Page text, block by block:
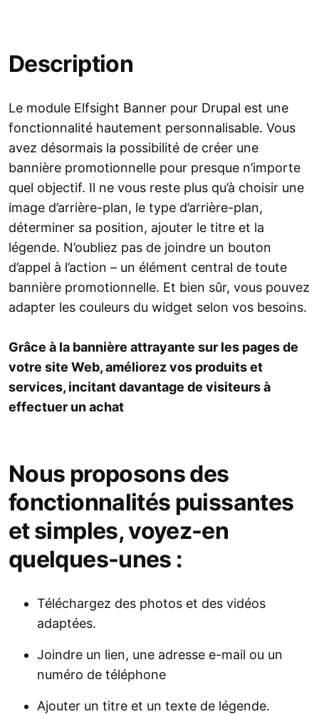
Description
Le module Elfsight Banner pour Drupal est une
fonctionnalité hautement personnalisable. Vous
avez désormais la possibilité de créer une
bannière promotionnelle pour presque n’importe
quel objectif. Il ne vous reste plus qu’à choisir une
image d’arrière-plan, le type d’arrière-plan,
déterminer sa position, ajouter le titre et la
légende. N’oubliez pas de joindre un bouton
d’appel à l’action – un élément central de toute
bannière promotionnelle. Et bien sûr, vous pouvez
adapter les couleurs du widget selon vos besoins.
Grâce à la bannière attrayante sur les pages de
votre site Web, améliorez vos produits et
services, incitant davantage de visiteurs à
effectuer un achat
Nous proposons des
fonctionnalités puissantes
et simples, voyez-en
quelques-unes :
Téléchargez des photos et des vidéos
adaptées.
Joindre un lien, une adresse e-mail ou un
numéro de téléphone
Ajouter un titre et un texte de légende.